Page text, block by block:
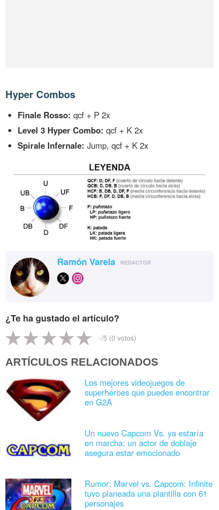
Hyper Combos
Finale Rosso: qcf + P 2x
Level 3 Hyper Combo: qcf + K 2x
Spirale Infernale: Jump, qcf + K 2x
Ramón Varela REDACTOR
¿Te ha gustado el artículo?
-/5 (0 votos)
ARTÍCULOS RELACIONADOS
Los mejores videojuegos de
superhéroes que puedes encontrar
en G2A
Un nuevo Capcom Vs. ya estaría
en marcha: un actor de doblaje
asegura estar emocionado
Rumor: Marvel vs. Capcom: Infinite
tuvo planeada una plantilla con 61
personajes